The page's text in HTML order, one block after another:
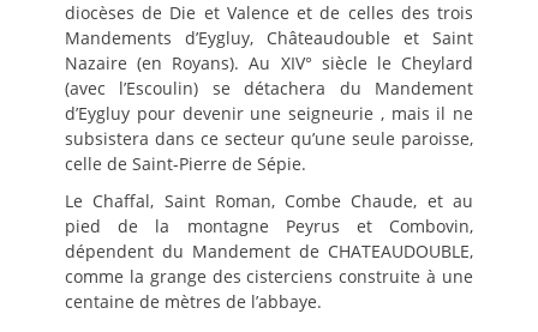
diocèses de Die et Valence et de celles des trois
Mandements d’Eygluy, Châteaudouble et Saint
Nazaire (en Royans). Au XIV° siècle le Cheylard
(avec l’Escoulin) se détachera du Mandement
d’Eygluy pour devenir une seigneurie , mais il ne
subsistera dans ce secteur qu’une seule paroisse,
celle de Saint-Pierre de Sépie.
Le Chaffal, Saint Roman, Combe Chaude, et au
pied de la montagne Peyrus et Combovin,
dépendent du Mandement de CHATEAUDOUBLE,
comme la grange des cisterciens construite à une
centaine de mètres de l’abbaye.